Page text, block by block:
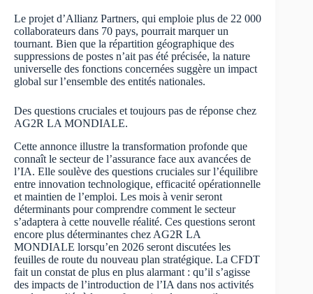
Le projet d’Allianz Partners, qui emploie plus de 22 000
collaborateurs dans 70 pays, pourrait marquer un
tournant. Bien que la répartition géographique des
suppressions de postes n’ait pas été précisée, la nature
universelle des fonctions concernées suggère un impact
global sur l’ensemble des entités nationales.
Des questions cruciales et toujours pas de réponse chez
AG2R LA MONDIALE.
Cette annonce illustre la transformation profonde que
connaît le secteur de l’assurance face aux avancées de
l’IA. Elle soulève des questions cruciales sur l’équilibre
entre innovation technologique, efficacité opérationnelle
et maintien de l’emploi. Les mois à venir seront
déterminants pour comprendre comment le secteur
s’adaptera à cette nouvelle réalité. Ces questions seront
encore plus déterminantes chez AG2R LA
MONDIALE lorsqu’en 2026 seront discutées les
feuilles de route du nouveau plan stratégique. La CFDT
fait un constat de plus en plus alarmant : qu’il s’agisse
des impacts de l’introduction de l’IA dans nos activités